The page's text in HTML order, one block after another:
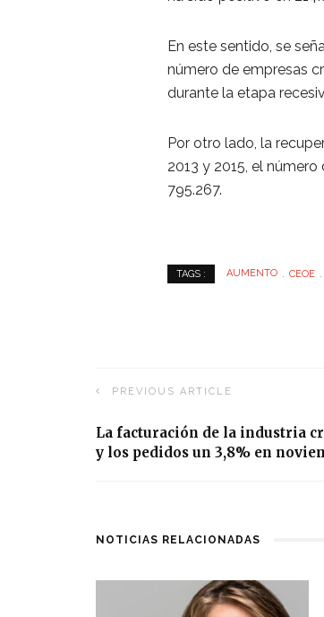
En este sentido, se
número de empresas
durante la etapa
Por otro lado, la
2013 y 2015, el
795.267.
TAGS : AUMENTO CEOE
PREVIOUS ARTICLE
La facturación de la industria
y los pedidos un 3,8% en
NOTICIAS RELACIONADAS